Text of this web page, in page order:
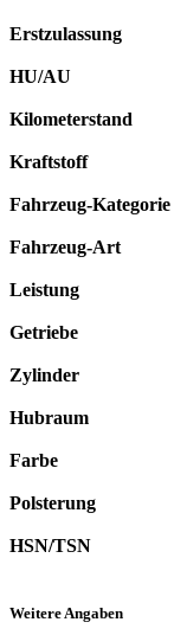
Erstzulassung
HU/AU
Kilometerstand
Kraftstoff
Fahrzeug-Kategorie
Fahrzeug-Art
Leistung
Getriebe
Zylinder
Hubraum
Farbe
Polsterung
HSN/TSN
Weitere Angaben